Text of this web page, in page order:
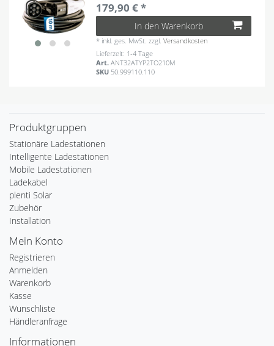
179,90 € *
In den Warenkorb
* inkl. ges. MwSt. zzgl.Versandkosten
Lieferzeit: 1-4 Tage
Art.ANT32ATYP2TO210M
SKU 50.999110.110
Produktgruppen
Stationäre Ladestationen
Intelligente Ladestationen
Mobile Ladestationen
Ladekabel
plenti Solar
Zubehör
Installation
Mein Konto
Registrieren
Anmelden
Warenkorb
Kasse
Wunschliste
Händleranfrage
Informationen